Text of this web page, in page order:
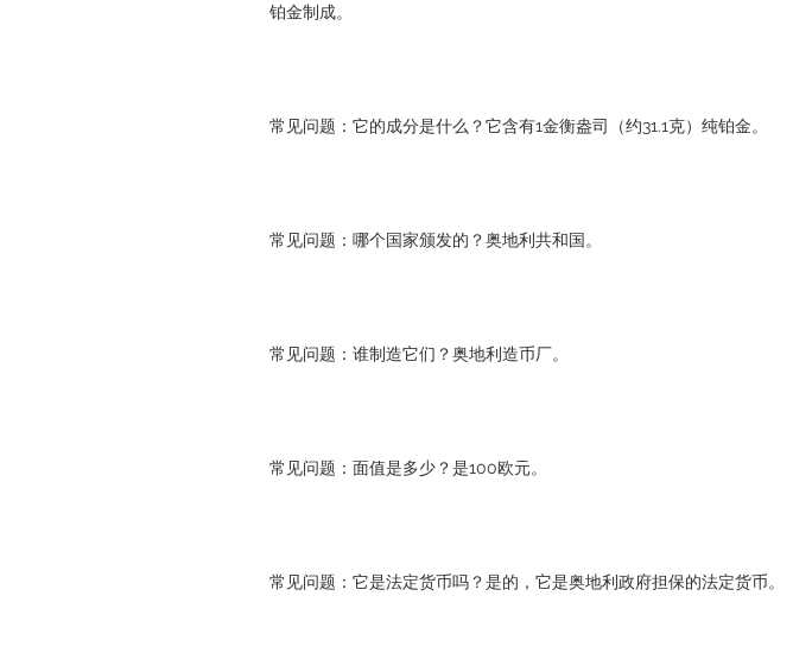
铂金制成。
常见问题：它的成分是什么？它含有1金衡盎司（约31.1克）纯铂金。
常见问题：哪个国家颁发的？奥地利共和国。
常见问题：谁制造它们？奥地利造币厂。
常见问题：面值是多少？是100欧元。
常见问题：它是法定货币吗？是的，它是奥地利政府担保的法定货币。